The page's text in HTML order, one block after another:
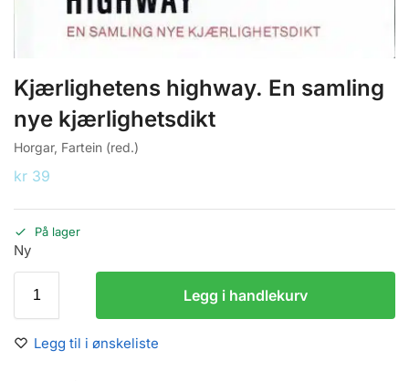
Kjærlighetens highway. En samling
nye kjærlighetsdikt
Horgar, Fartein (red.)
kr 39
På lager
Ny
Legg i handlekurv
Legg til i ønskeliste